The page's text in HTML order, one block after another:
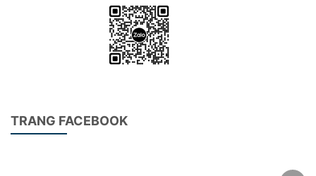
TRANG FACEBOOK